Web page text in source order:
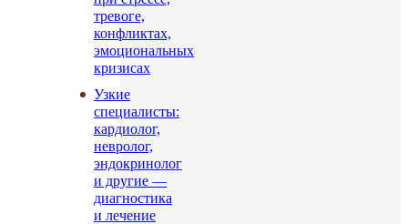
тревоге,
конфликтах,
эмоциональных
кризисах
Узкие
специалисты:
кардиолог,
невролог,
эндокринолог
и другие —
диагностика
и лечение